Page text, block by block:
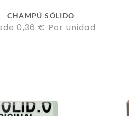
CHAMPÚ SÓLIDO
0,36 € Por unidad